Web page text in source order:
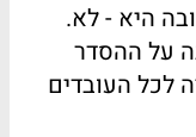
היא - לא.
על ההסדר
לכל העובדים